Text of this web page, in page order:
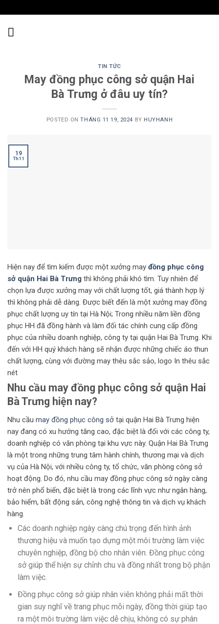
to
content
TIN TỨC
May đồng phục công sở quận Hai
Bà Trưng ở đâu uy tín?
POSTED ONTHÁNG 11 19, 2024 BY HUYHANH
19
Th11
Hiện nay để tìm kiếm được một xưởng may đồng phục công
sở quận Hai Bà Trưng thì không phải khó tìm. Tuy nhiên để
chọn lựa được xưởng may với chất lượng tốt, giá thành hợp lý
thì không phải dễ dàng. Được biết đến là một xưởng may đồng
phục chất lượng uy tín tại Hà Nội; Trong nhiều năm liền đồng
phục HH đã đồng hành và làm đối tác chính cung cấp đồng
phục của nhiều doanh nghiệp, công ty tại quận Hai Bà Trưng. Khi
đến với HH quý khách hàng sẽ nhận được những chiếc áo thun
chất lượng, cùng với đường may thêu sắc sảo, logo In thêu sắc
nét
Nhu cầu may đồng phục công sở quận Hai
Bà Trưng hiện nay?
Nhu cầu may đồng phục công sở tại quận Hai Bà Trưng hiện
nay đang có xu hướng tăng cao, đặc biệt là đối với các công ty,
doanh nghiệp có văn phòng tại khu vực này. Quận Hai Bà Trưng
là một trong những trung tâm hành chính, thương mại và dịch
vụ của Hà Nội, với nhiều công ty, tổ chức, văn phòng công sở
hoạt động. Do đó, nhu cầu may đồng phục công sở ngày càng
trở nên phổ biến, đặc biệt là trong các lĩnh vực như ngân hàng,
bảo hiểm, bất động sản, công nghệ thông tin và dịch vụ khách
hàng.
Các doanh nghiệp ngày càng chú trọng đến hình ảnh
thương hiệu và muốn tạo dựng một môi trường làm việc
chuyên nghiệp, đồng bộ cho nhân viên. Đồng phục công
sở giúp thể hiện sự chỉnh chu và đồng nhất trong bộ phận
làm việc.
Đồng phục công sở giúp nhân viên không phải mất thời
gian suy nghĩ về trang phục mỗi ngày, đồng thời giúp tạo
ra một môi trường làm việc dễ chịu, không có sự phân